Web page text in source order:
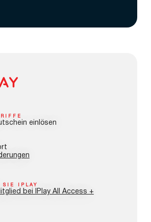
einlösen
SIE IPLAY
bei IPlay All Access +